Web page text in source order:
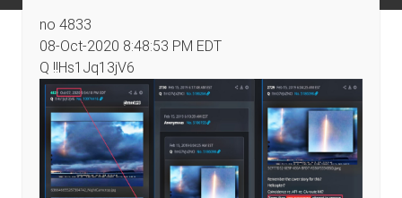
no 4833
08-Oct-2020 8:48:53 PM EDT
Q !!Hs1Jq13jV6